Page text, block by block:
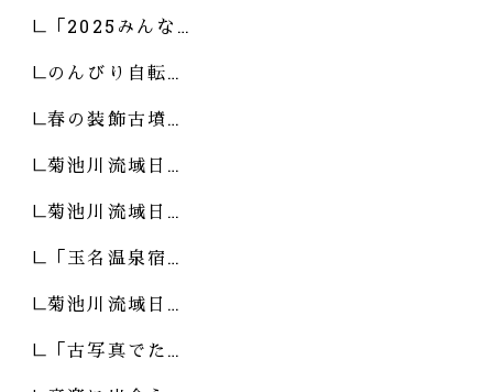
「2025みんな…
のんびり自転…
春の装飾古墳…
菊池川流域日…
菊池川流域日…
「玉名温泉宿…
菊池川流域日…
「古写真でた…